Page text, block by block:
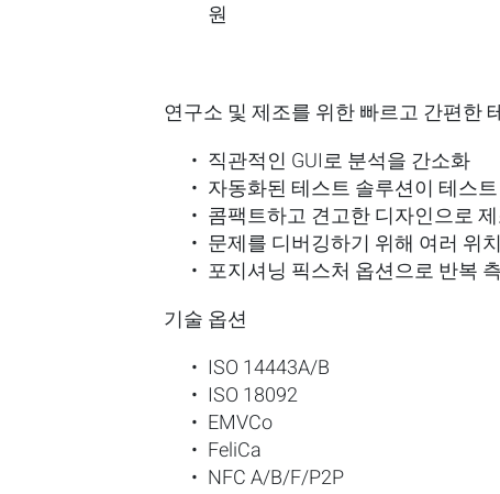
원
연구소 및 제조를 위한빠르고 간편한
직관적인 GUI로 분석을 간소화
자동화된 테스트 솔루션이 테스
콤팩트하고 견고한 디자인으로
문제를 디버깅하기 위해 여러 위
포지셔닝 픽스처 옵션으로 반복
기술 옵션
ISO 14443A/B
ISO 18092
EMVCo
FeliCa
NFC A/B/F/P2P